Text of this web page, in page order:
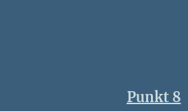
Punkt 8